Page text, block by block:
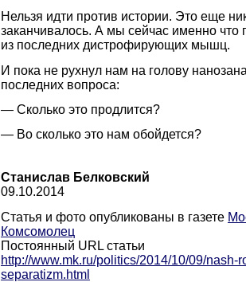
Нельзя идти против истории. Это еще
заканчивалось. А мы сейчас именно что
из последних дистрофирующих мышц.
И пока не рухнул нам на голову
последних вопроса:
— Сколько это продлится?
— Во сколько это нам обойдется?
Станислав Белковский
09.10.2014
Статья и фото опубликованы в газете
Комсомолец
Постоянный URL статьи
http://www.mk.ru/politics/2014/10/09/nash-
separatizm.html